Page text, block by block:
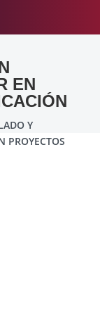
EN
Y
PROYECTOS